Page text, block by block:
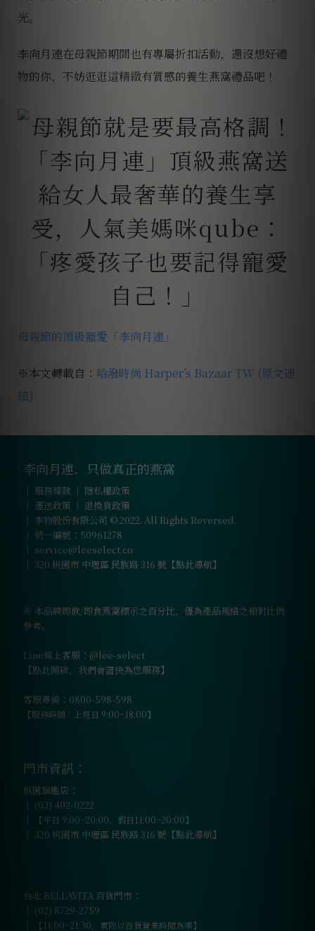
光。
李向月連在母親節期間也有專屬折扣活動，還沒想好禮
物的你，不妨逛逛這精緻有質感的養生燕窩禮品吧！
母親節的頂級寵愛「李向月連」
※本文轉載自： 哈潑時尚 Harper’s Bazaar TW (原文連
結)
李向月連．只做真正的燕窩
｜ 服務條款 ｜ 隱私權政策
｜ 運送政策 ｜ 退換貨政策
｜ 李物股份有限公司 © 2022. All Rights Reversed.
｜ 統一編號：50961278
｜ service@leeselect.co
｜ 320 桃園市 中壢區 民族路 316 號【點此導航】
※ 本品牌即飲/即食燕窩標示之百分比，僅為產品規格之相對比例
參考。
Line線上客服：@lee-select
【點此開啟，我們會盡快為您服務】
客服專線：0800-598-598
【服務時間：上班日 9:00~18:00】
門市資訊：
桃園旗艦店：
｜ (03) 402-0222
｜
【平日 9:00~20:00、假日11:00~20:00】
｜ 320 桃園市 中壢區 民族路 316 號【點此導航】
台北 BELLAVITA 百貨門市：
｜ (02) 8729-2759
｜
【11:00~21:30，實際以百貨營業時間為準】